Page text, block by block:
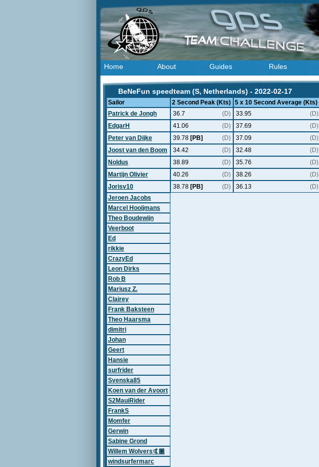
Home About Guides Rules
BeNeFun speedteam (S, Netherlands) - 2022-02-17
Sailor 2 Second Peak (Kts) 5 x 10 Second Average (Kts)
Patrick de Jongh
36.7 (D) 33.95 (D)
EdgarH
41.06 (D) 37.69 (D)
Peter van Dijke
39.78 [PB] (D) 37.09 (D)
Joost van den Boom
34.42 (D) 32.48 (D)
Noldus
38.89 (D) 35.76 (D)
Martijn Olivier
40.26 (D) 38.26 (D)
Jorisv10
38.78 [PB] (D) 36.13 (D)
Jeroen Jacobs
Marcel Hooijmans
Theo Boudewijn
Veerboot
Ed
rikkie
CrazyEd
Leon Dirks
Rob B
Mariusz Z.
Clairey
Frank Baksteen
Theo Haarsma
dimitri
Johan
Geert
Hansie
surfrider
Svenska85
Koen van der Avoort
S2MauiRider
FrankS
Momfer
Gerwin
Sabine Grond
Willem Wolvers🤙🏽
windsurfermarc